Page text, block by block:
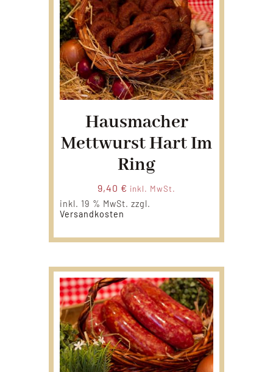
Hausmacher
Mettwurst Hart Im
Ring
9,40 € inkl. MwSt.
inkl. 19 % MwSt. zzgl.
Versandkosten